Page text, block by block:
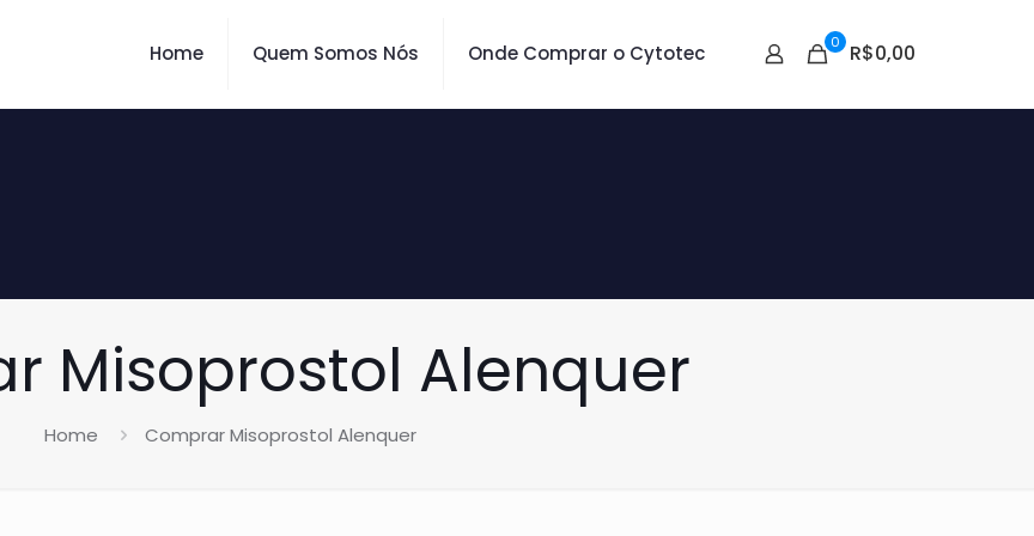
Home Quem Somos Nós Onde Comprar o Cytotec 0 R$0,00
Misoprostol Alenquer
Home Comprar Misoprostol Alenquer